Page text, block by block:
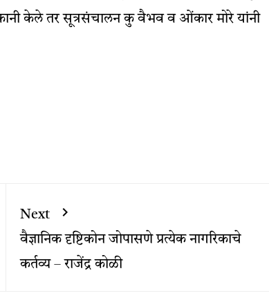
केले तर सूत्रसंचालन कु वैभव व ओंकार मोरे यांनी
Next
वैज्ञानिक दृष्टिकोन जोपासणे प्रत्येक नागरिकाचे
कर्तव्य – राजेंद्र कोळी